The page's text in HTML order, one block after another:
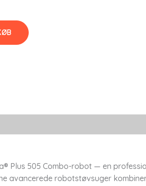
Plus 505 Combo-robot — en
avancerede robotstøvsuger